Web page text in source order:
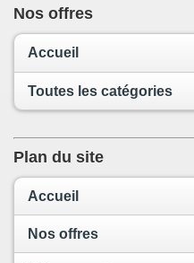
Nos offres
Accueil
Toutes les catégories
Plan du site
Accueil
Nos offres